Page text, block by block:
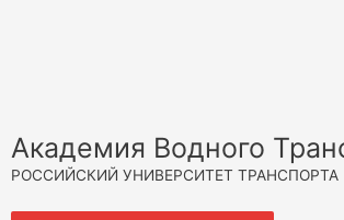
Академия Водного
РОССИЙСКИЙ УНИВЕРСИТЕТ ТРАНСПОРТА